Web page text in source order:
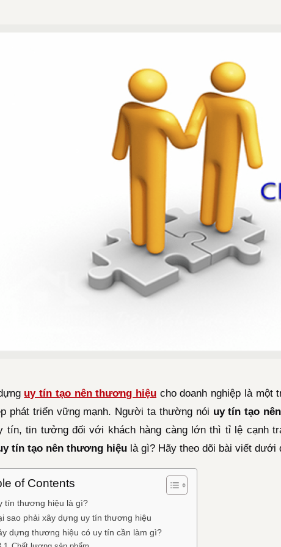
uy tín tạo nên thương hiệu cho doanh nghiệp là một
phát triển vững mạnh. Người ta thường nói uy tín tạo
tín, tin tưởng đối với khách hàng càng lớn thì tỉ lệ cạnh
tín tạo nên thương hiệu là gì? Hãy theo dõi bài viết dưới
of Contents
tín thương hiệu là gì?
sao phải xây dựng uy tín thương hiệu
dựng thương hiệu có uy tín cần làm gì?